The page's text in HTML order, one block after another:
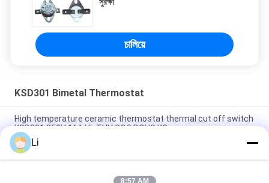
সুরক্ষা
চালিয়ে
KSD301 Bimetal Thermostat
High temperature ceramic thermostat thermal cut off switch
KSD301 250V 16A UL TUV CQC ROHS KC
Bimetal Disc Snap Action Thermostats, low temperature
limited control switch H31 250V 10 13C
Li
8:57 AM